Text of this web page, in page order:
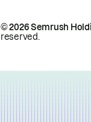
© 2026 Semrush
reserved.